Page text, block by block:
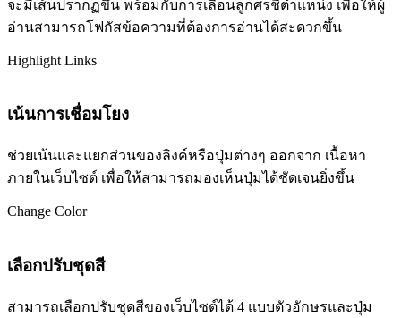
จะมีเส้นปรากฏขึ้น พร้อมกับการเลื่อนลูกศรชี้ตำแหน่ง เพื่อให้ผู้
อ่านสามารถโฟกัสข้อความที่ต้องการอ่านได้สะดวกขึ้น
Highlight Links
เน้นการเชื่อมโยง
ช่วยเน้นและแยกส่วนของลิงค์หรือปุ่มต่างๆ ออกจาก เนื้อหา
ภายในเว็บไซต์ เพื่อให้สามารถมองเห็นปุ่มได้ชัดเจนยิ่งขึ้น
Change Color
เลือกปรับชุดสี
สามารถเลือกปรับชุดสีของเว็บไซต์ได้ 4 แบบตัวอักษรและปุ่ม